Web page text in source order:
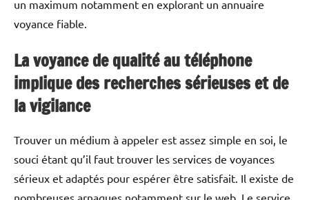
un maximum notamment en explorant un annuaire
voyance fiable.
La voyance de qualité au téléphone
implique des recherches sérieuses et de
la vigilance
Trouver un médium à appeler est assez simple en soi, le
souci étant qu’il faut trouver les services de voyances
sérieux et adaptés pour espérer être satisfait. Il existe de